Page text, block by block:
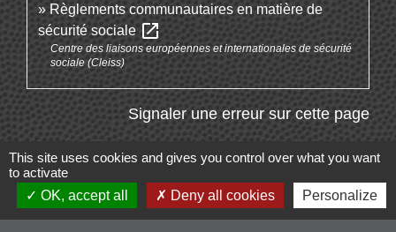
Règlements communautaires en matière de
sécurité sociale open_in_new
Centre des liaisons européennes et internationales de sécurité
sociale (Cleiss)
Signaler une erreur sur cette page
Contacts
This site uses cookies and gives you control over what you want
to activate
OK, accept all
Deny all cookies Personalize